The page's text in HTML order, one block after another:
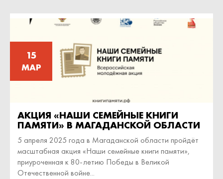
15
МАР
АКЦИЯ «НАШИ СЕМЕЙНЫЕ КНИГИ
ПАМЯТИ» В МАГАДАНСКОЙ ОБЛАСТИ
5 апреля 2025 года в Магаданской области пройдёт
масштабная акция «Наши семейные книги памяти»,
приуроченная к 80-летию Победы в Великой
Отечественной войне...